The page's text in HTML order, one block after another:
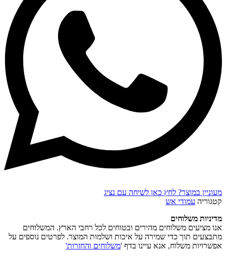
מעוניין במוצר? לחץ כאן לשיחה עם נציג
קטגוריה עמודי אש
מדיניות משלוחים
אנו מציעים משלוחים מהירים ובטוחים לכל רחבי הארץ. המשלוחים
מתבצעים תוך כדי שמירה על איכות ושלמות המוצר. לפרטים נוספים על
אפשרויות משלוח, אנא עיינו בדף 'משלוחים והחזרות'